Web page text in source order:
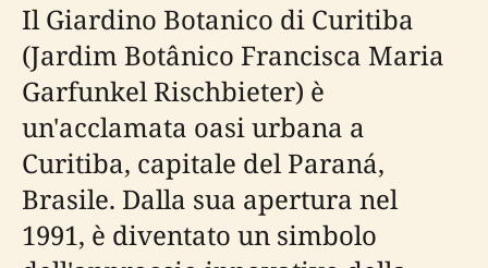
Il Giardino Botanico di Curitiba
(Jardim Botânico Francisca Maria
Garfunkel Rischbieter) è
un'acclamata oasi urbana a
Curitiba, capitale del Paraná,
Brasile. Dalla sua apertura nel
1991, è diventato un simbolo